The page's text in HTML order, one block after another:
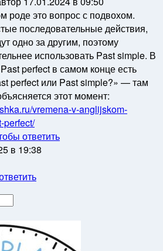
роде это вопрос с подвохом.
последовательные действия,
одно за другим, поэтому
использовать Past simple. В
perfect в самом конце есть
perfect или Past simple?» — там
этот момент:
vremena-v-anglijskom-
perfect/
ответить
в 19:38